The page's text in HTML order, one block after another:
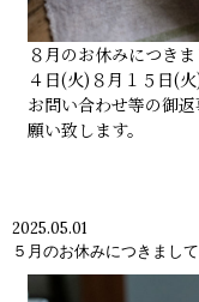
８月のお休みにつき
４日(火)８月１５日(
お問い合わせ等の御
願い致します。
2025.05.01
５月のお休みにつきまして